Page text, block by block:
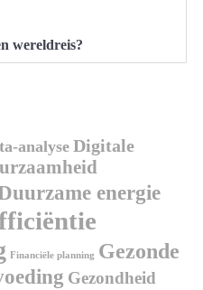
wereldreis?
analyseDigitale
energie
Financiële planning Gezonde
Gezondheid